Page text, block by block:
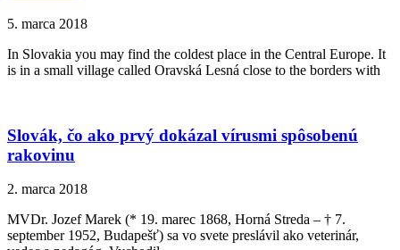
5. marca 2018
In Slovakia you may find the coldest place in the Central Europe. It
is in a small village called Oravská Lesná close to the borders with
Slovák, čo ako prvý dokázal vírusmi spôsobenú
rakovinu
2. marca 2018
MVDr. Jozef Marek (* 19. marec 1868, Horná Streda – † 7.
september 1952, Budapešť) sa vo svete preslávil ako veterinár,